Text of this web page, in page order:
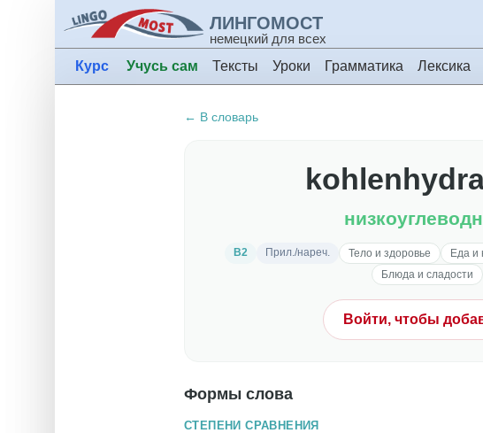
ЛИНГОМОСТ
немецкий для всех
Курс Учусь сам Тексты Уроки Грамматика Лексика
← В словарь
B2 Прил./нареч. Тело и здоровье Еда и
Блюда и сладости
Войти, чтобы
Формы слова
СТЕПЕНИ СРАВНЕНИЯ